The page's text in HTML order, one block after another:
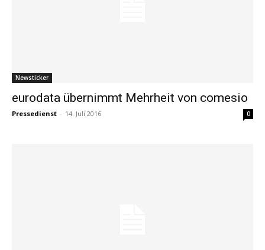
Newsticker
eurodata übernimmt Mehrheit von comesio
Pressedienst - 14. Juli 2016 0